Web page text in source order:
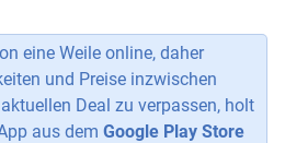
eine Weile online, daher
und Preise inzwischen
Deal zu verpassen, holt
aus dem Google Play Store